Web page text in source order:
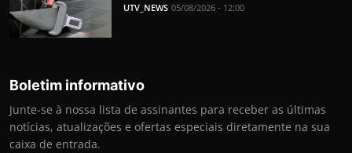
UTV_NEWS 05/08/2026 - 12:00
Boletim informativo
Junte-se à nossa lista de assinantes para receber as últimas
notícias, atualizações e ofertas especiais diretamente na sua
caixa de entrada.